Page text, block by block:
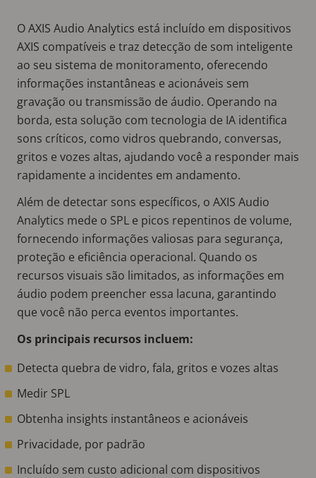
O AXIS Audio Analytics está incluído em dispositivos
AXIS compatíveis e traz detecção de som inteligente
ao seu sistema de monitoramento, oferecendo
informações instantâneas e acionáveis sem
gravação ou transmissão de áudio. Operando na
borda, esta solução com tecnologia de IA identifica
sons críticos, como vidros quebrando, conversas,
gritos e vozes altas, ajudando você a responder mais
rapidamente a incidentes em andamento.
Além de detectar sons específicos, o AXIS Audio
Analytics mede o SPL e picos repentinos de volume,
fornecendo informações valiosas para segurança,
proteção e eficiência operacional. Quando os
recursos visuais são limitados, as informações em
áudio podem preencher essa lacuna, garantindo
que você não perca eventos importantes.
Os principais recursos incluem:
Detecta quebra de vidro, fala, gritos e vozes altas
Medir SPL
Obtenha insights instantâneos e acionáveis
Privacidade, por padrão
Incluído sem custo adicional com dispositivos